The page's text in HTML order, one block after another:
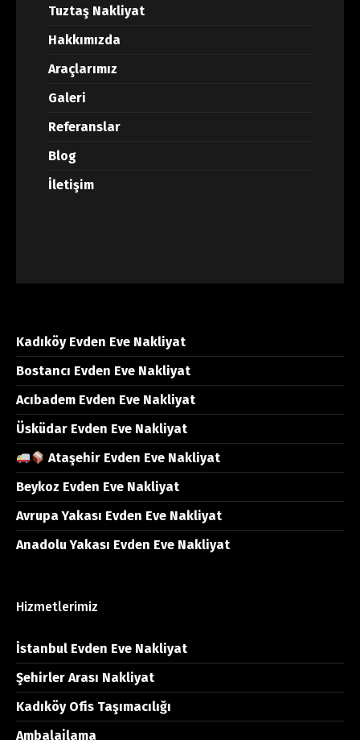
Tuztaş Nakliyat
Hakkımızda
Araçlarımız
Galeri
Referanslar
Blog
İletişim
Kadıköy Evden Eve Nakliyat
Bostancı Evden Eve Nakliyat
Acıbadem Evden Eve Nakliyat
Üsküdar Evden Eve Nakliyat
Ataşehir Evden Eve Nakliyat
Beykoz Evden Eve Nakliyat
Avrupa Yakası Evden Eve Nakliyat
Anadolu Yakası Evden Eve Nakliyat
Hizmetlerimiz
İstanbul Evden Eve Nakliyat
Şehirler Arası Nakliyat
Kadıköy Ofis Taşımacılığı
Ambalajlama